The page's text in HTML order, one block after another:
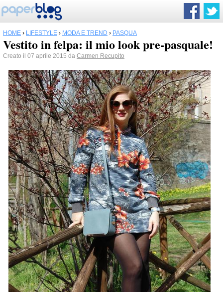
HOME › LIFESTYLE › MODA E TREND › PASQUA
Vestito in felpa: il mio look pre-pasquale!
Creato il 07 aprile 2015 da Carmen Recupito